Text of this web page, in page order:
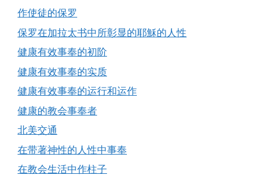
作使徒的保罗
保罗在加拉太书中所彰显的耶穌的人性
健康有效事奉的初阶
健康有效事奉的实质
健康有效事奉的运行和运作
健康的教会事奉者
北美交通
在带著神性的人性中事奉
在教会生活中作柱子